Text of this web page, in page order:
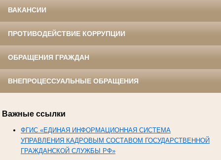
ВАКАНСИИ
ПРОТИВОДЕЙСТВИЕ КОРРУПЦИИ
ОБРАЩЕНИЯ ГРАЖДАН
ВНЕПРОЦЕССУАЛЬНЫЕ ОБРАЩЕНИЯ
Важные ссылки
ФГИС «ЕДИНАЯ ИНФОРМАЦИОННАЯ СИСТЕМА
УПРАВЛЕНИЯ КАДРОВЫМ СОСТАВОМ ГОСУДАРСТВЕННОЙ
ГРАЖДАНСКОЙ СЛУЖБЫ РФ»